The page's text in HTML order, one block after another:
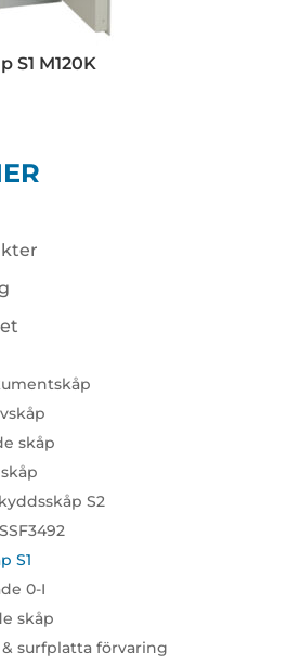
S1 M120K
skåp
S2
S1
0-I
skåp
surfplatta förvaring